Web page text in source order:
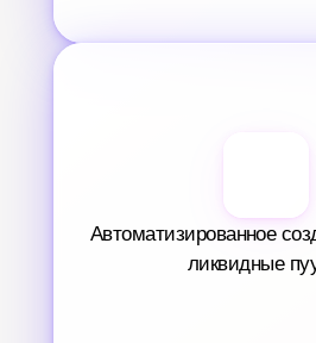
Автоматизированное
ликвидные